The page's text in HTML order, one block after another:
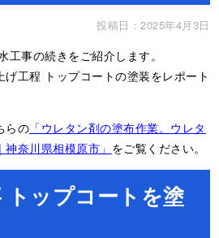
投稿日：2025年4月3日
事の続きをご紹介します。
工程 トップコートの塗装をレポート
らの 「ウレタン剤の塗布作業。ウレタ
奈川県相模原市」 をご覧ください。
トップコートを塗